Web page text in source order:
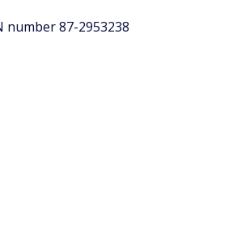
number 87-2953238